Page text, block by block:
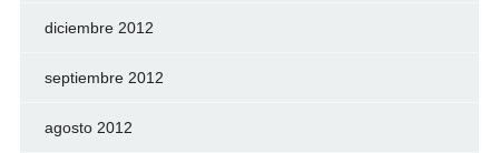
diciembre 2012
septiembre 2012
agosto 2012